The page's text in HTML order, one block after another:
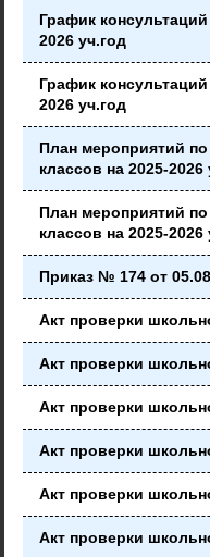
График
2026 уч.год
График
2026 уч.год
План мероприятий
классов на 2025-
План мероприятий
классов на 2025-
Приказ № 174 от
Акт проверки
Акт проверки
Акт проверки
Акт проверки
Акт проверки
Акт проверки